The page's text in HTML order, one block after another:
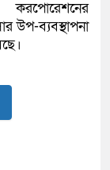
করপোরেশনের
উপ-ব্যবস্থাপনা